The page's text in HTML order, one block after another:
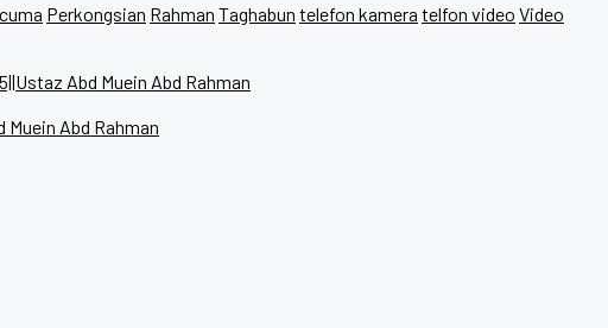
Perkongsian Rahman Taghabun telefon kamera telfon video Video
Abd Muein Abd Rahman
Muein Abd Rahman